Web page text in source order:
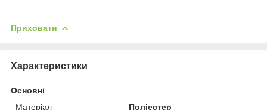
Приховати
Характеристики
Основні
Матеріал
Поліестер